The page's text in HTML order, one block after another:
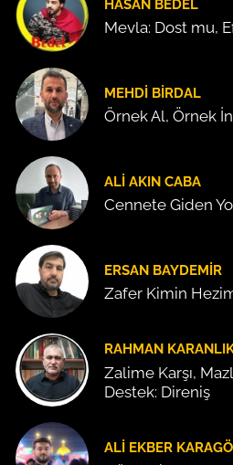
HASAN BEDEL
Mevla: Dost mu,
MEHDI BIRDAL
Örnek Al, Örnek
ALI AKIN CABA
Cennete Giden
ERSAN BAYDEMIR
Zafer Kimin
RAHMAN
Zalime Karşı,
Destek: Direniş
ALI EKBER